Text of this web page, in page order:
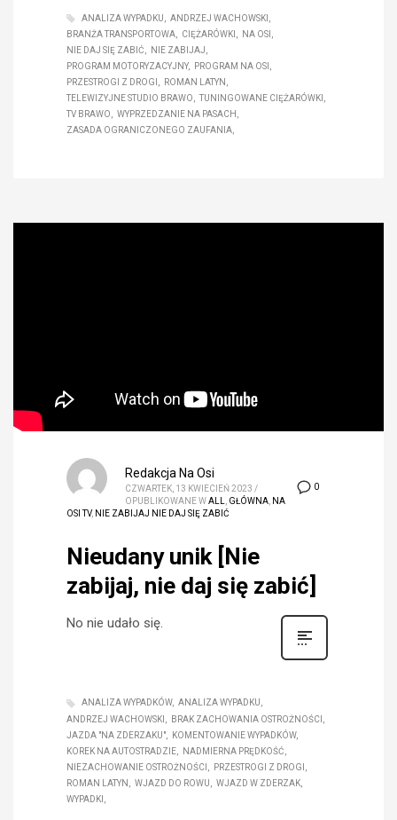
ANALIZA WYPADKU
ANDRZEJ WACHOWSKI
BRANŻA TRANSPORTOWA
CIĘŻARÓWKI
NA OSI
NIE DAJ SIĘ ZABIĆ
NIE ZABIJAJ
PROGRAM MOTORYZACYJNY
PROGRAM NA OSI
PRZESTROGI Z DROGI
ROMAN LATYN
TELEWIZYJNE STUDIO BRAWO
TUNINGOWANE CIĘŻARÓWKI
TV BRAWO
WYPRZEDZANIE NA PASACH
ZASADA OGRANICZONEGO ZAUFANIA
0
Redakcja Na Osi
CZWARTEK, 13 KWIECIEŃ 2023 /
OPUBLIKOWANE WALL, GŁÓWNA, NA
OSI TV, NIE ZABIJAJ NIE DAJ SIĘ ZABIĆ
Nieudany unik [Nie
zabijaj, nie daj się zabić]
No nie udało się.
ANALIZA WYPADKÓW
ANALIZA WYPADKU
ANDRZEJ WACHOWSKI
BRAK ZACHOWANIA OSTROŻNOŚCI
JAZDA "NA ZDERZAKU"
KOMENTOWANIE WYPADKÓW
KOREK NA AUTOSTRADZIE
NADMIERNA PRĘDKOŚĆ
NIEZACHOWANIE OSTROŻNOŚCI
PRZESTROGI Z DROGI
ROMAN LATYN
WJAZD DO ROWU
WJAZD W ZDERZAK
WYPADKI